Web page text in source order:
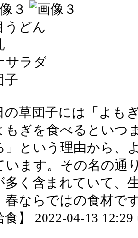
うどん
サラダ
子
の草団子には「よも
もぎを食べるといつ
」という理由から、
います。その名の通
多く含まれていて、
春ならではの食材で
食】 2022-04-13 12:29